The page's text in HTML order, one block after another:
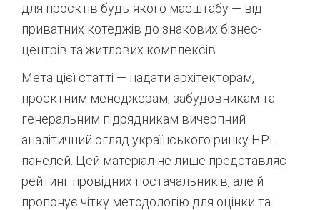
для проєктів будь-якого масштабу — від
приватних котеджів до знакових бізнес-
центрів та житлових комплексів.
Мета цієї статті — надати архітекторам,
проєктним менеджерам, забудовникам та
генеральним підрядникам вичерпний
аналітичний огляд українського ринку HPL
панелей. Цей матеріал не лише представляє
рейтинг провідних постачальників, але й
пропонує чітку методологію для оцінки та